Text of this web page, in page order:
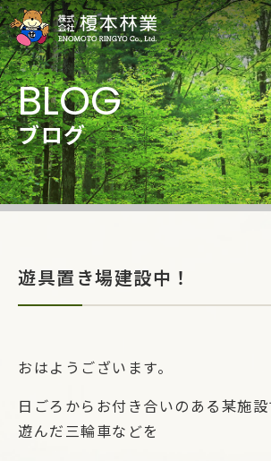
ブログ
遊具置き場建設中！
おはようございます。
日ごろからお付き合いのある某施
遊んだ三輪車などを